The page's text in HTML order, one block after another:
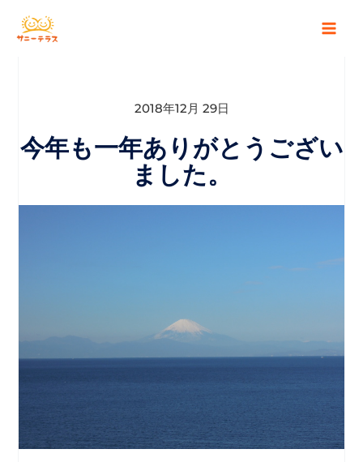
2018年12月 29日
今年も一年ありがとうござい
ました。